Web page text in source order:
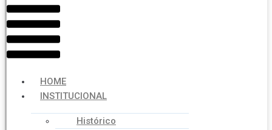
HOME
INSTITUCIONAL
Histórico